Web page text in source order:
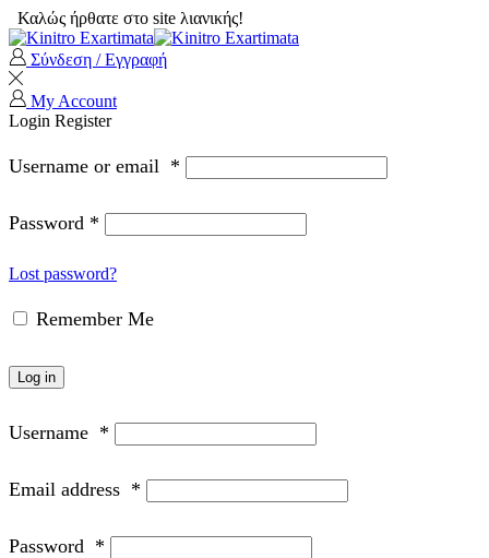
Καλώς ήρθατε στο site λιανικής!
Σύνδεση / Εγγραφή
My Account
Login Register
Username or email *
Password *
Lost password?
Remember Me
Log in
Username *
Email address *
Password *